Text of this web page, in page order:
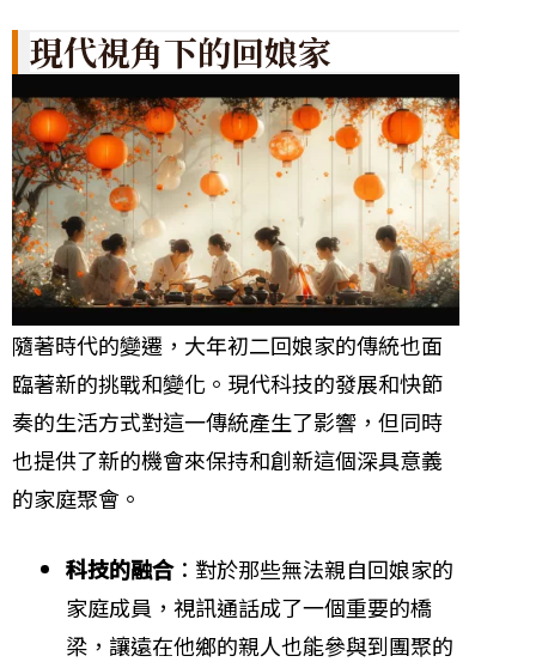
現代視角下的回娘家
隨著時代的變遷，大年初二回娘家的傳統也面
臨著新的挑戰和變化。現代科技的發展和快節
奏的生活方式對這一傳統產生了影響，但同時
也提供了新的機會來保持和創新這個深具意義
的家庭聚會。
科技的融合：對於那些無法親自回娘家的
家庭成員，視訊通話成了一個重要的橋
梁，讓遠在他鄉的親人也能參與到團聚的